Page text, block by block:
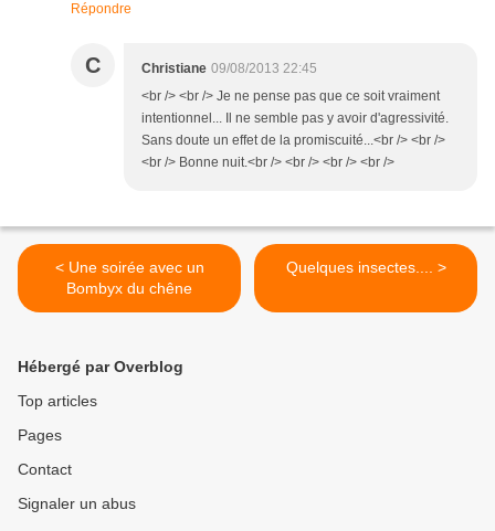
Répondre
C Christiane 09/08/2013 22:45
<br /> <br /> Je ne pense pas que ce soit vraiment
intentionnel... Il ne semble pas y avoir d'agressivité.
Sans doute un effet de la promiscuité...<br /> <br />
<br /> Bonne nuit.<br /> <br /> <br /> <br />
< Une soirée avec un
Bombyx du chêne
Quelques insectes.... >
Hébergé par Overblog
Top articles
Pages
Contact
Signaler un abus